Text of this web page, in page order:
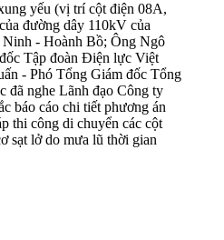
yếu (vị trí cột điện 08A,
đường dây 110kV của
- Hoành Bồ; Ông Ngô
Tập đoàn Điện lực Việt
- Phó Tổng Giám đốc Tổng
đã nghe Lãnh đạo Công ty
báo cáo chi tiết phương án
thi công di chuyển các cột
sạt lở do mưa lũ thời gian